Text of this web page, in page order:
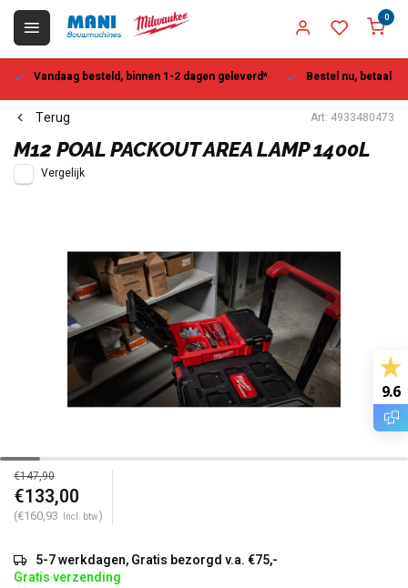
0
Vandaag besteld, binnen 1-2 dagen geleverd* Bestel nu, betaal
Terug Art: 4933480473
M12 POAL PACKOUT AREA LAMP 1400L
Vergelijk
€147,90
€133,00
(€160,93 Incl. btw)
5-7 werkdagen, Gratis bezorgd v.a. €75,-
Gratis verzending
9.6